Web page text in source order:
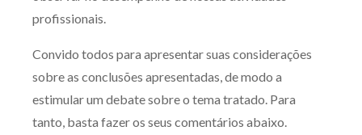
profissionais.
Convido todos para apresentar suas considerações
sobre as conclusões apresentadas, de modo a
estimular um debate sobre o tema tratado. Para
tanto, basta fazer os seus comentários abaixo.